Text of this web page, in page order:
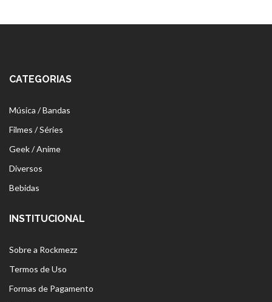
CATEGORIAS
Música / Bandas
Filmes / Séries
Geek / Anime
Diversos
Bebidas
INSTITUCIONAL
Sobre a Rockmezz
Termos de Uso
Formas de Pagamento